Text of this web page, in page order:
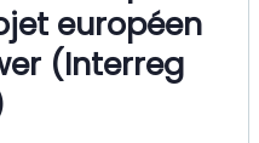
européen
(Interreg